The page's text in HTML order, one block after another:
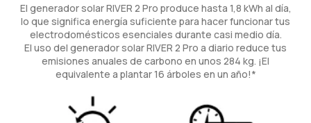
El generador solar RIVER 2 Pro produce hasta 1,8 kWh al día,
lo que significa energía suficiente para hacer funcionar tus
electrodomésticos esenciales durante casi medio día.
El uso del generador solar RIVER 2 Pro a diario reduce tus
emisiones anuales de carbono en unos 284 kg. ¡El
equivalente a plantar 16 árboles en un año!*